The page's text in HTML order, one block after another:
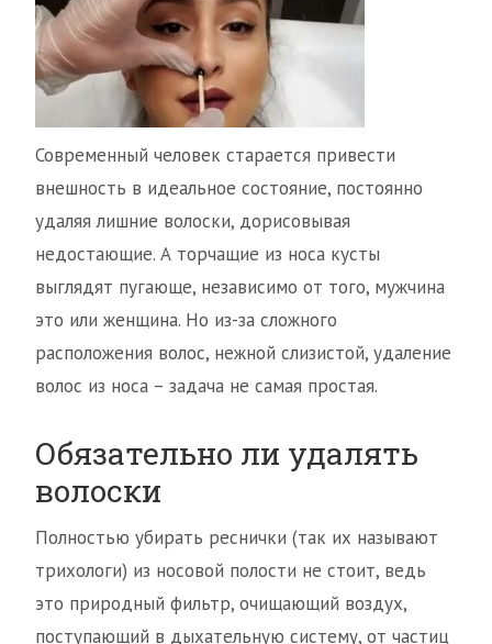
Современный человек старается привести
внешность в идеальное состояние, постоянно
удаляя лишние волоски, дорисовывая
недостающие. А торчащие из носа кусты
выглядят пугающе, независимо от того, мужчина
это или женщина. Но из-за сложного
расположения волос, нежной слизистой, удаление
волос из носа – задача не самая простая.
Обязательно ли удалять
волоски
Полностью убирать реснички (так их называют
трихологи) из носовой полости не стоит, ведь
это природный фильтр, очищающий воздух,
поступающий в дыхательную систему, от частиц